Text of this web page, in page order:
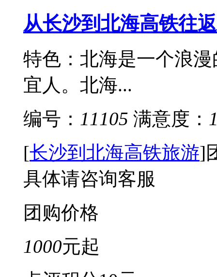
从长沙到北海高铁往
特色：北海是一个浪
宜人。北海...
编号： 11105 满意度：
[长沙到北海高铁旅游]
具体请咨询客服
团购价格
1000元起